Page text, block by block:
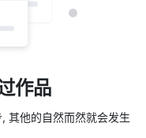
作品
其他的自然而然就会发生